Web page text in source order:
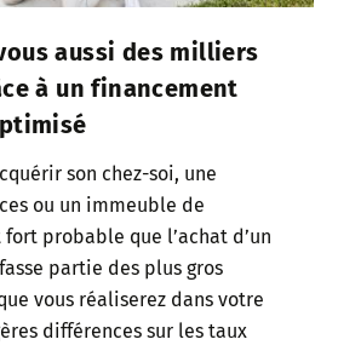
aussi des milliers
à un financement
son chez-soi, une
ou un immeuble de
probable que l’achat d’un
partie des plus gros
vous réaliserez dans votre
différences sur les taux